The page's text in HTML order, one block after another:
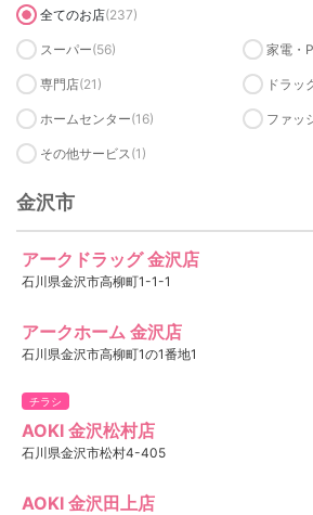
全てのお店(237)
スーパー(56) 家電・
専門店(21) ドラッ
ホームセンター(16) ファッ
その他サービス (1)
金沢市
アークドラッグ 金沢店
石川県金沢市高柳町1-1-1
アークホーム 金沢店
石川県金沢市高柳町1の1番地1
チラシ
AOKI 金沢松村店
石川県金沢市松村4-405
AOKI 金沢田上店